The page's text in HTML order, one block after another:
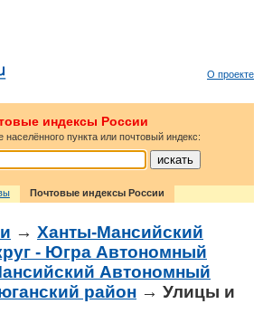
О проекте
индексы России
населённого пункта или почтовый индекс:
Почтовые индексы России
→ Ханты-Мансийский
- Югра Автономный
Автономный
район → Улицы и